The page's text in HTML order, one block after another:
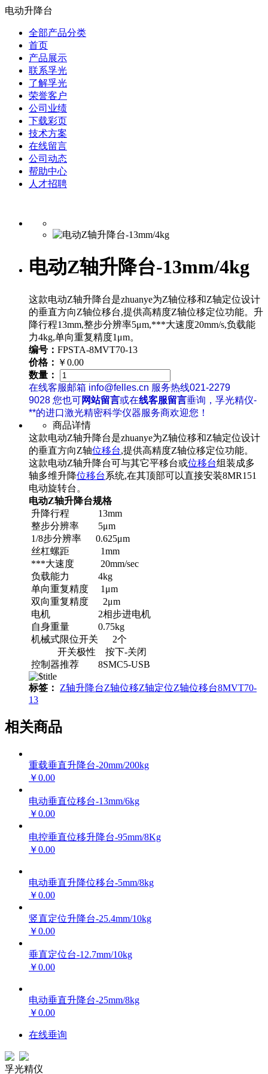
电动升降台
全部产品分类
首页
产品展示
联系孚光
了解孚光
荣誉客户
公司业绩
下载彩页
技术方案
在线留言
公司动态
帮助中心
人才招聘
电动Z轴升降台-13mm/4kg
这款电动Z轴升降台是zhuanye为Z轴位移和Z轴定位设计
的垂直方向Z轴位移台,提供高精度Z轴位移定位功能。升
降行程13mm,整步分辨率5μm,***大速度20mm/s,负载能
力4kg,单向重复精度1μm。
编号： FPSTA-8MVT70-13
价格： ￥0.00
数量：
在线客服邮箱 info@felles.cn 服务热线021-2279
9028 您也可网站留言或在线客服留言垂询，孚光精仪-
**的进口激光精密科学仪器服务商欢迎您！
商品详情
这款电动Z轴升降台是zhuanye为Z轴位移和Z轴定位设计
的垂直方向Z轴位移台,提供高精度Z轴位移定位功能。
这款电动Z轴升降台可与其它平移台或位移台组装成多
轴多维升降位移台系统,在其顶部可以直接安装8MR151
电动旋转台。
电动Z轴升降台规格
升降行程 13mm
整步分辨率 5μm
1/8步分辨率 0.625μm
丝杠螺距 1mm
***大速度 20mm/sec
负载能力 4kg
单向重复精度 1μm
双向重复精度 2μm
电机 2相步进电机
自身重量 0.75kg
机械式限位开关 2个
开关极性 按下-关闭
控制器推荐 8SMC5-USB
标签： Z轴升降台Z轴位移Z轴定位Z轴位移台8MVT70-
13
相关商品
重载垂直升降台-20mm/200kg
￥0.00
电动垂直位移台-13mm/6kg
￥0.00
电控垂直位移升降台-95mm/8Kg
￥0.00
电动垂直升降位移台-5mm/8kg
￥0.00
竖直定位升降台-25.4mm/10kg
￥0.00
垂直定位台-12.7mm/10kg
￥0.00
电动垂直升降台-25mm/8kg
￥0.00
在线垂询
孚光精仪